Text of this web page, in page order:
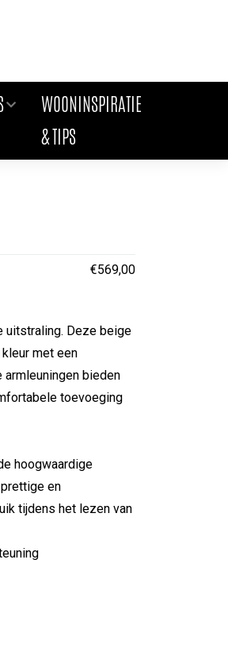
WOONINSPIRATIE
& TIPS
€569,00
uitstraling. Deze beige
met een
bieden
toevoeging
hoogwaardige
en
tijdens het lezen van